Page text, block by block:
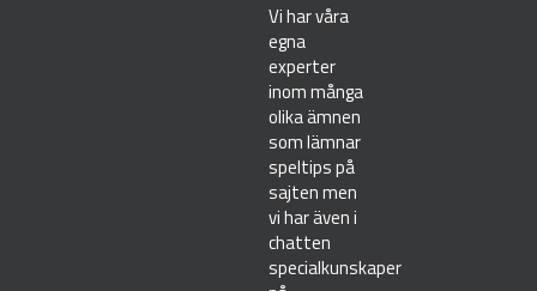
Vi har våra
egna
experter
inom många
olika ämnen
som lämnar
speltips på
sajten men
vi har även i
chatten
specialkunskaper